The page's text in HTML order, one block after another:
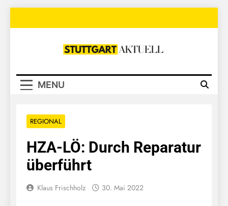
Stuttgart
MENU
REGIONAL
HZA-LÖ: Durch Reparatur
überführt
Klaus Frischholz 30. Mai 2022